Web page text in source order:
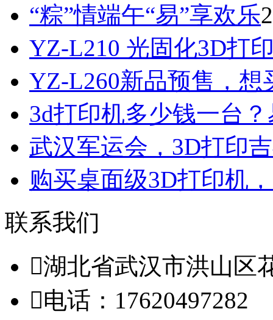
“粽”情端午“易”享欢乐
YZ-L210 光固化3D打
YZ-L260新品预售，想
3d打印机多少钱一台
武汉军运会，3D打印
购买桌面级3D打印机
联系我们
湖北省武汉市洪山区
电话：17620497282